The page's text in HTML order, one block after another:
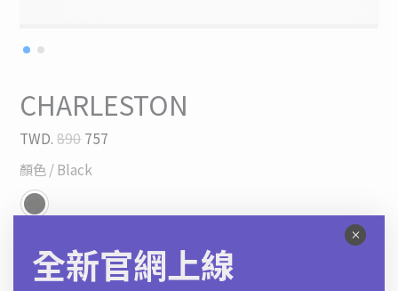
全新官網上線
CHARLESTON
TWD. 890 757
顏色/ Black